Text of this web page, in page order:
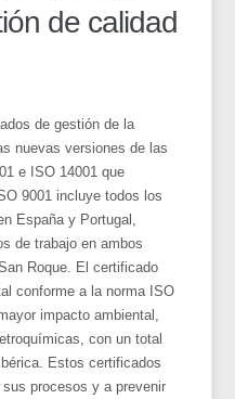
de calidad
de gestión de la
nuevas versiones de las
e ISO 14001 que
9001 incluye todos los
España y Portugal,
de trabajo en ambos
Roque. El certificado
conforme a la norma ISO
impacto ambiental,
con un total
Estos certificados
procesos y a prevenir